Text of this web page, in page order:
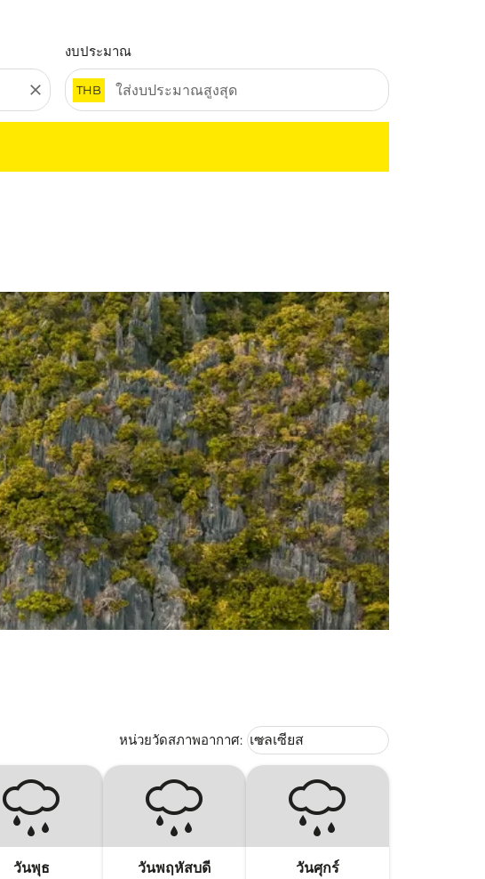
close
งบประมาณ
THB
หน่วยวัดสภาพอากาศ: Weather unit option เซลเซียส
เซลเซียส
keyboard_arrow_down
วันพุธ วันพฤหัสบดี วันศุกร์